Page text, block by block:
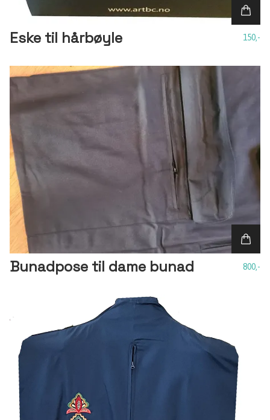
Eske til hårbøyle 150,-
Bunadpose til dame bunad 800,-